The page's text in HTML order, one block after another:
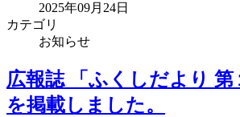
2025年09月24日
カテゴリ
お知らせ
広報誌 「ふくしだより 第
を掲載しました。